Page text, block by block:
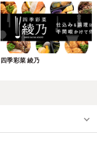
四季彩菜 綾乃